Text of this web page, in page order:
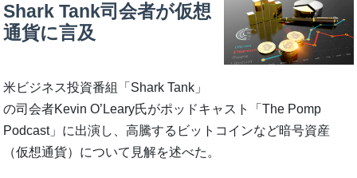
Shark Tank司会者が仮想
通貨に言及
米ビジネス投資番組「Shark Tank」
の司会者Kevin O’Leary氏がポッドキャスト「The Pomp
Podcast」に出演し、高騰するビットコインなど暗号資産
（仮想通貨）について見解を述べた。